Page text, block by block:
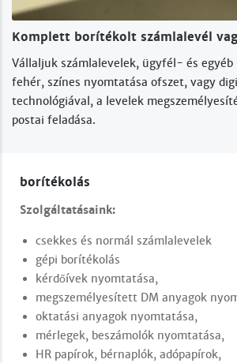
Komplett borítékolt számlalevél
Vállaljuk számlalevelek, ügyfél- és
fehér, színes nyomtatása ofszet, vagy
technológiával, a levelek
postai feladása.
borítékolás
Szolgáltatásaink:
csekkes és normál számlalevelek
gépi borítékolás
kérdőívek nyomtatása,
megszemélyesített DM anyagok
oktatási anyagok nyomtatása,
mérlegek, beszámolók nyomtatása,
HR papírok, bérnaplók, adópapírok,